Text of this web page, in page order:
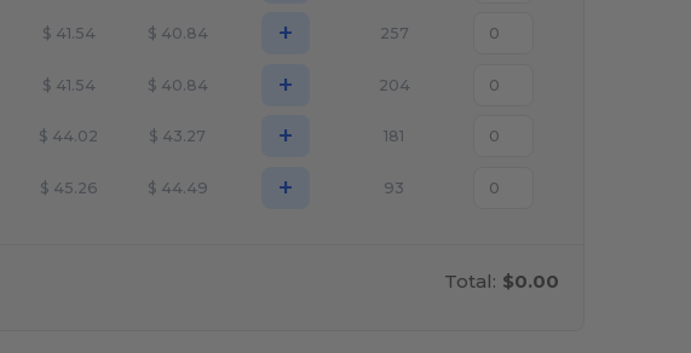
$ 41.54 $ 40.84 + 257
$ 41.54 $ 40.84 + 204
$ 44.02 $ 43.27 + 181
$ 45.26 $ 44.49 + 93
Total: $0.00